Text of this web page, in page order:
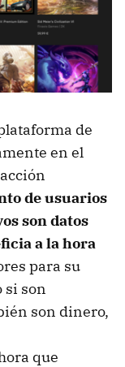
de
en el
de usuarios
son datos
a la hora
para su
si son
son dinero,
que